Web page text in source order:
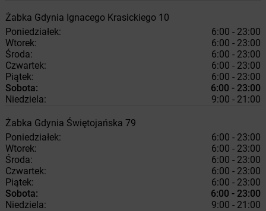
Żabka Gdynia Ignacego Krasickiego 10
Poniedziałek:
6:00 - 23:00
Wtorek:
6:00 - 23:00
Środa:
6:00 - 23:00
Czwartek:
6:00 - 23:00
Piątek:
6:00 - 23:00
Sobota:
6:00 - 23:00
Niedziela:
9:00 - 21:00
Żabka Gdynia Świętojańska 79
Poniedziałek:
6:00 - 23:00
Wtorek:
6:00 - 23:00
Środa:
6:00 - 23:00
Czwartek:
6:00 - 23:00
Piątek:
6:00 - 23:00
Sobota:
6:00 - 23:00
Niedziela:
9:00 - 21:00